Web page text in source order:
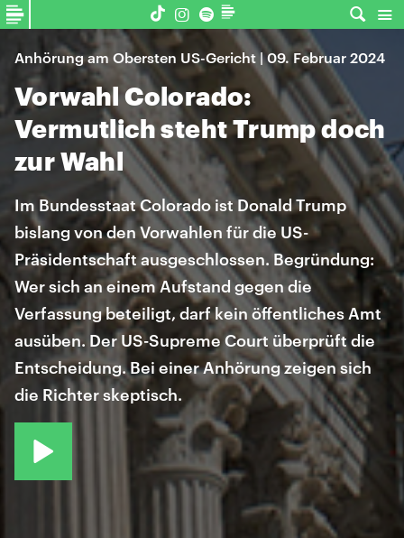
Anhörung am Obersten US-Gericht | 09. Februar 2024
Vorwahl Colorado:
Vermutlich steht Trump doch
zur Wahl
Im Bundesstaat Colorado ist Donald Trump
bislang von den Vorwahlen für die US-
Präsidentschaft ausgeschlossen. Begründung:
Wer sich an einem Aufstand gegen die
Verfassung beteiligt, darf kein öffentliches Amt
ausüben. Der US-Supreme Court überprüft die
Entscheidung. Bei einer Anhörung zeigen sich
die Richter skeptisch.